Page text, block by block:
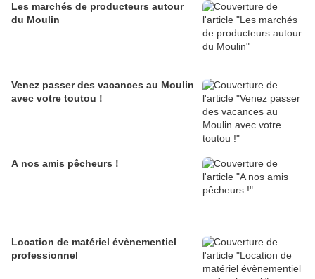
Les marchés de producteurs autour
du Moulin
Venez passer des vacances au Moulin
avec votre toutou !
A nos amis pêcheurs !
Location de matériel évènementiel
professionnel